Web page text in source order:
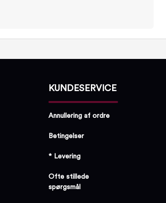
KUNDESERVICE
Annullering af ordre
Betingelser
* Levering
Ofte stillede
spørgsmål